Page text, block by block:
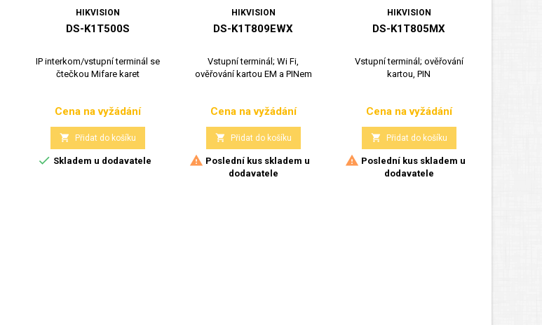
HIKVISION
DS-K1T500S
IP interkom/vstupní terminál se
čtečkou Mifare karet
Cena
Cena na vyžádání
 Přidat do košíku
 Skladem u dodavatele
HIKVISION
DS-K1T809EWX
Vstupní terminál; Wi Fi,
ověřování kartou EM a PINem
Cena
Cena na vyžádání
 Přidat do košíku
 Poslední kus skladem u
dodavatele
HIKVISION
DS-K1T805MX
Vstupní terminál; ověřování
kartou, PIN
Cena
Cena na vyžádání
 Přidat do košíku
 Poslední kus skladem u
dodavatele